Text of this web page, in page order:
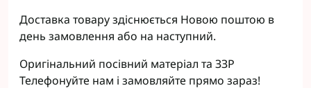
Доставка товару здіснюється Новою поштою в
день замовлення або на наступний.
Оригінальний посівний матеріал та ЗЗР
Телефонуйте нам і замовляйте прямо зараз!